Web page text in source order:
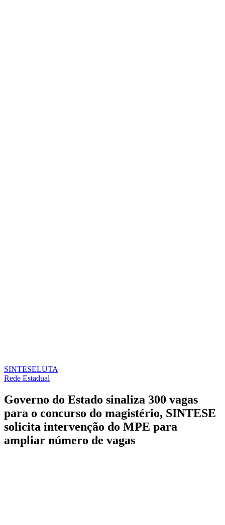
SINTESELUTA
Rede Estadual
Governo do Estado sinaliza 300 vagas
para o concurso do magistério, SINTESE
solicita intervenção do MPE para
ampliar número de vagas